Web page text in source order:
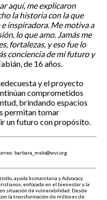
aquí, me explicaron
la historia con la que
inspiradora. Me motiva a
lo que amo. Jamás me
fortalezas, y eso fue lo
conciencia de mi futuro y
de 16 años.
y el proyecto
comprometidos
brindando espacios
permitan tomar
un futuro con propósito.
barbara_melo@wvi.org
ayuda humanitaria y Advocacy
enfocada en el bienestar y la
situación de vulnerabilidad. Desde
la transformación de millones de